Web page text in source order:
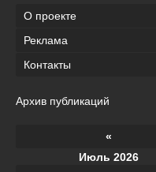
О проекте
Реклама
Контакты
Архив публикаций
«
Июль 2026